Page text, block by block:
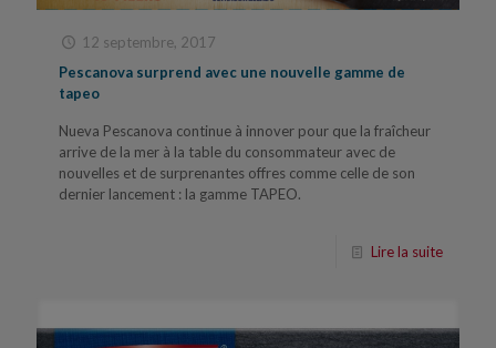
12 septembre, 2017
Pescanova surprend avec une nouvelle gamme de
tapeo
Nueva Pescanova continue à innover pour que la fraîcheur
arrive de la mer à la table du consommateur avec de
nouvelles et de surprenantes offres comme celle de son
dernier lancement : la gamme TAPEO.
Lire la suite